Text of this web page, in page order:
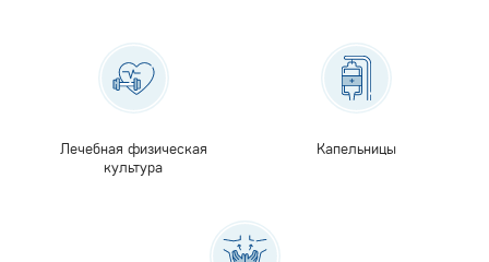
Лечебная физическая
культура
Капельницы